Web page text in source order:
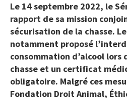
Le 14 septembre 2022, le
rapport de sa mission
sécurisation de la chasse.
notamment proposé
consommation d’alcool lors
chasse et un certificat
obligatoire. Malgré ces
Fondation Droit Animal,